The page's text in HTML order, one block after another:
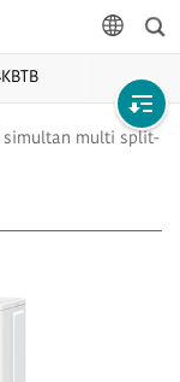
Sök
simultan multi split-